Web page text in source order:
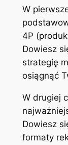
W
4P
Dowiesz
strategię
osiągnąć
W drugiej
Dowiesz
formaty